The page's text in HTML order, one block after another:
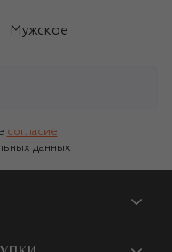
Мужское
согласие
данных